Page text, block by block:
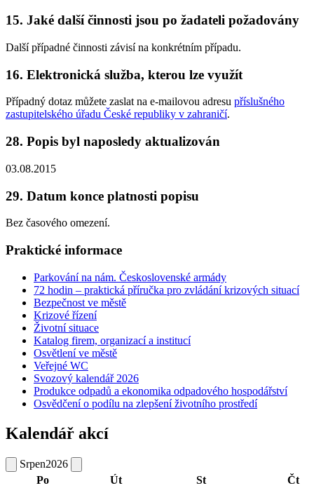
15. Jaké další činnosti jsou po žadateli požadovány
Další případné činnosti závisí na konkrétním případu.
16. Elektronická služba, kterou lze využít
Případný dotaz můžete zaslat na e-mailovou adresu příslušného
zastupitelského úřadu České republiky v zahraničí.
28. Popis byl naposledy aktualizován
03.08.2015
29. Datum konce platnosti popisu
Bez časového omezení.
Praktické informace
Parkování na nám. Československé armády
72 hodin – praktická příručka pro zvládání krizových situací
Bezpečnost ve městě
Krizové řízení
Životní situace
Katalog firem, organizací a institucí
Osvětlení ve městě
Veřejné WC
Svozový kalendář 2026
Produkce odpadů a ekonomika odpadového hospodářství
Osvědčení o podílu na zlepšení životního prostředí
Kalendář akcí
Srpen2026
Po
Út St Čt